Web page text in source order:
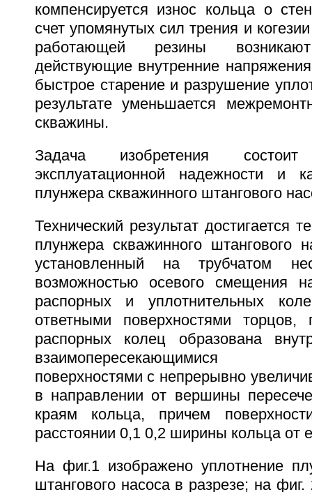
компенсируется износ кольца о
счет упомянутых сил трения и
работающей резины
действующие внутренние
быстрое старение и разрушение
результате уменьшается
скважины.
Задача изобретения
эксплуатационной надежности и
плунжера скважинного штангового
Технический результат достигается
плунжера скважинного штангового
установленный на трубчатом
возможностью осевого смещения
распорных и уплотнительных
ответными поверхностями торцов,
распорных колец образована
взаимопересекающимися
поверхностями с непрерывно
в направлении от вершины
краям кольца, причем
расстоянии 0,1 0,2 ширины кольца от
На фиг.1 изображено уплотнение
штангового насоса в разрезе; на